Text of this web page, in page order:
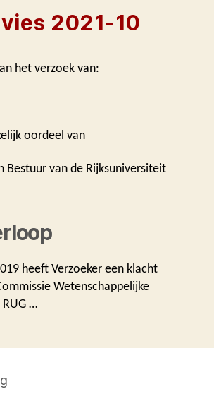
2021-10
het verzoek van:
oordeel van
Bestuur van de Rijksuniversiteit
heeft Verzoeker een klacht
Wetenschappelijke
…